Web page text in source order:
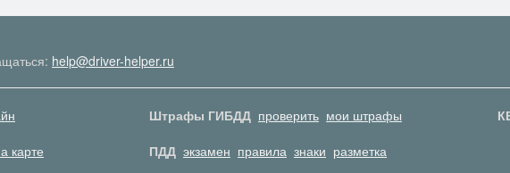
help@driver-helper.ru
Штрафы ГИБДД проверить мои штрафы
карте ПДД экзамен правила знаки разметка